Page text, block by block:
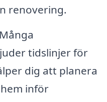
renovering.
Många
tidslinjer för
dig att planera
inför